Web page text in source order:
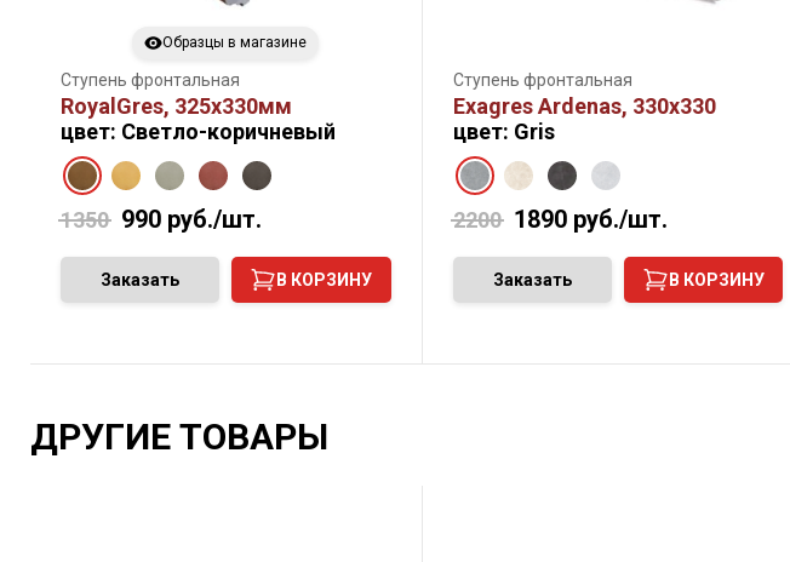
Образцы в магазине
Ступень фронтальная
RoyalGres, 325х330мм
цвет: Светло-коричневый
1350 990 руб./шт.
Заказать В КОРЗИНУ
Ступень фронтальная
Exagres Ardenas, 330х330
цвет: Gris
2200 1890 руб./шт.
Заказать В КОРЗИНУ
ДРУГИЕ ТОВАРЫ